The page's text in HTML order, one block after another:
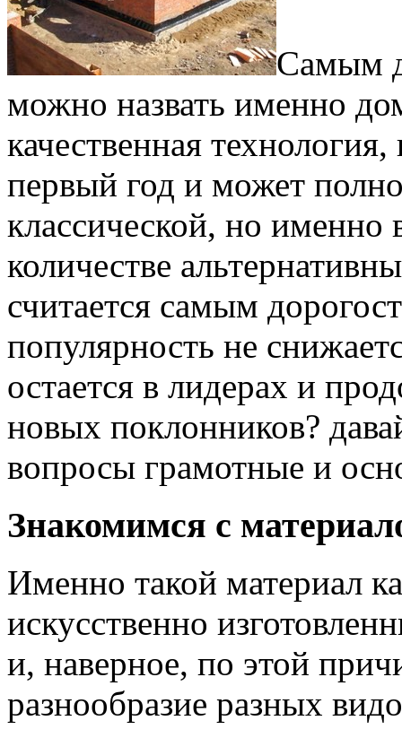
Самым
можно назвать именно
качественная
первый год и может
классической, но
количестве
считается самым
популярность не
остается в лидерах и
новых поклонников?
вопросы грамотные и
Знакомимся с
Именно такой материал
искусственно
и, наверное, по этой
разнообразие разных